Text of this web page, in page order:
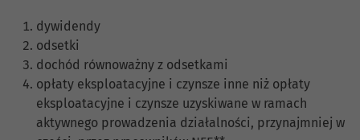
dywidendy
odsetki
dochód równoważny z odsetkami
opłaty eksploatacyjne i czynsze inne niż opłaty
eksploatacyjne i czynsze uzyskiwane w ramach
aktywnego prowadzenia działalności, przynajmniej w